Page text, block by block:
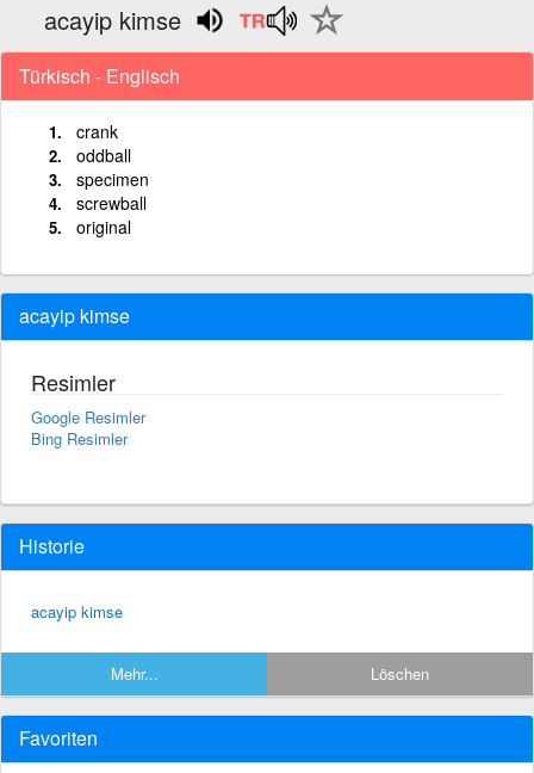
acayip kimse
Türkisch - Englisch
crank
oddball
specimen
screwball
original
acayip kimse
Resimler
Google Resimler
Bing Resimler
Historie
acayip kimse
Mehr... Löschen
Favoriten